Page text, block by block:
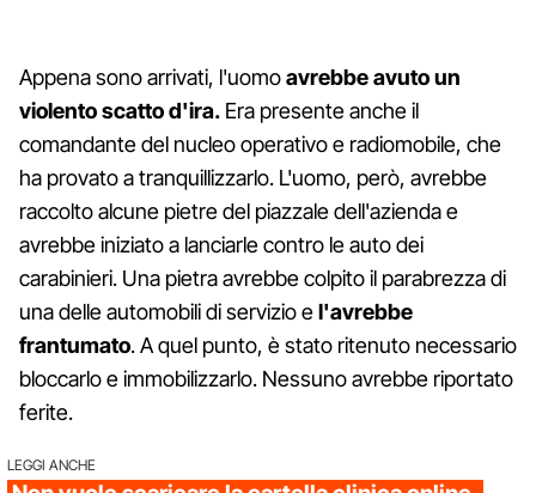
Appena sono arrivati, l'uomoavrebbe avuto un
violento scatto d'ira. Era presente anche il
comandante del nucleo operativo e radiomobile, che
ha provato a tranquillizzarlo. L'uomo, però, avrebbe
raccolto alcune pietre del piazzale dell'azienda e
avrebbe iniziato a lanciarle contro le auto dei
carabinieri. Una pietra avrebbe colpito il parabrezza di
una delle automobili di servizio el'avrebbe
frantumato. A quel punto, è stato ritenuto necessario
bloccarlo e immobilizzarlo. Nessuno avrebbe riportato
ferite.
LEGGI ANCHE